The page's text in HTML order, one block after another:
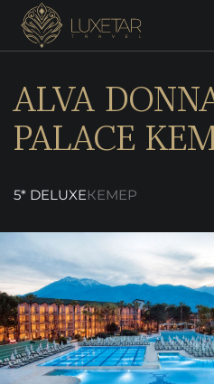
ALVA
PALACE
5* DELUXEКЕМЕР